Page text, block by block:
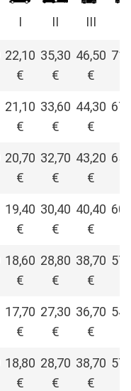
I II III
22,10
€
35,30
€
46,50
€
21,10
€
33,60
€
44,30
€
20,70
€
32,70
€
43,20
€
19,40
€
30,40
€
40,40
€
18,60
€
28,80
€
38,70
€
17,70
€
27,30
€
36,70
€
18,80
€
28,70
€
38,70
€